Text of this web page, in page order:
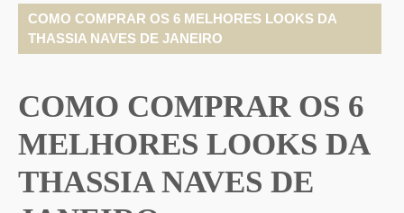
COMO COMPRAR OS 6 MELHORES LOOKS DA
THASSIA NAVES DE JANEIRO
COMO COMPRAR OS 6
MELHORES LOOKS DA
THASSIA NAVES DE